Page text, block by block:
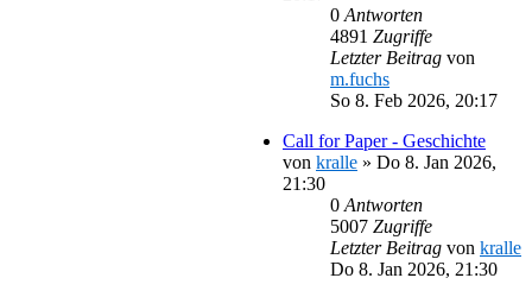
0 Antworten
4891 Zugriffe
Letzter Beitrag von
m.fuchs
So 8. Feb 2026, 20:17
Call for Paper - Geschichte
von kralle » Do 8. Jan 2026,
21:30
0 Antworten
5007 Zugriffe
Letzter Beitrag von kralle
Do 8. Jan 2026, 21:30